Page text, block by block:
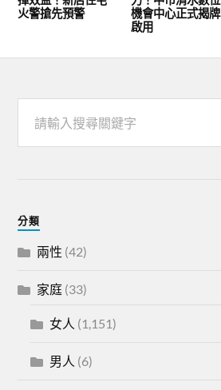
火警搶先預警
機會中心正式揭牌
啟用
分類
兩性 (42)
家庭 (33)
女人 (1,151)
男人 (6)